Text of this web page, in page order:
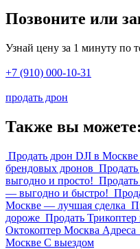
Позвоните или
Узнай цену за 1 минуту по
+7 (910) 000-10-31
продать дрон
Также вы можете:
Продать дрон DJI в Москве
брендовых дронов
выгодно и просто!
— выгодно и быстро!
Москве — лучшая сделка
дороже Продать
Октокоптер Москва Адреса
Москве С выездом